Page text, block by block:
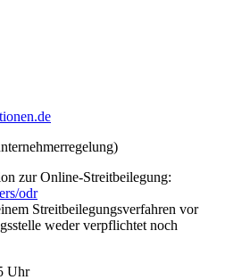
zur Online-Streitbeilegung:
odr
Streitbeilegungsverfahren vor
weder verpflichtet noch
Uhr